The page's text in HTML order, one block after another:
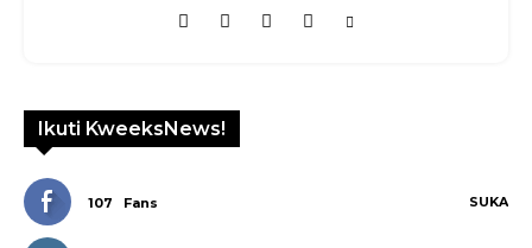
Ikuti KweeksNews!
107 Fans SUKA